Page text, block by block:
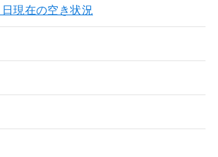
現在の空き状況